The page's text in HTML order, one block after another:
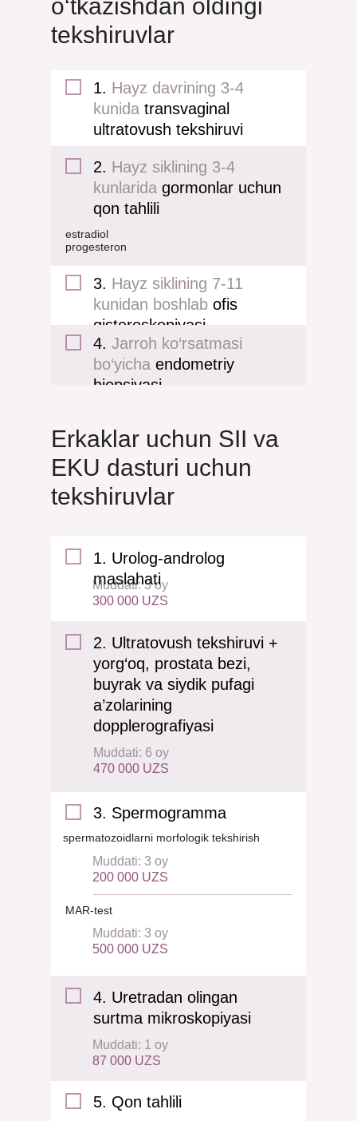
o‘tkazishdan oldingi
tekshiruvlar
1. Hayz davrining 3-4
kunida transvaginal
ultratovush tekshiruvi
estradiol
progesteron
2. Hayz siklining 3-4
kunlarida gormonlar uchun
qon tahlili
3. Hayz siklining 7-11
kunidan boshlab ofis
gisteroskopiyasi
4. Jarroh ko‘rsatmasi
bo‘yicha endometriy
biopsiyasi
Erkaklar uchun SII va
EKU dasturi uchun
tekshiruvlar
Muddati: 3 oy
300 000 UZS
1. Urolog-androlog
maslahati
Muddati: 6 oy
470 000 UZS
2. Ultratovush tekshiruvi +
yorg‘oq, prostata bezi,
buyrak va siydik pufagi
a’zolarining
dopplerografiyasi
MAR-test
spermatozoidlarni morfologik tekshirish
Muddati: 3 oy
200 000 UZS
Muddati: 3 oy
500 000 UZS
3. Spermogramma
Muddati: 1 oy
87 000 UZS
4. Uretradan olingan
surtma mikroskopiyasi
5. Qon tahlili